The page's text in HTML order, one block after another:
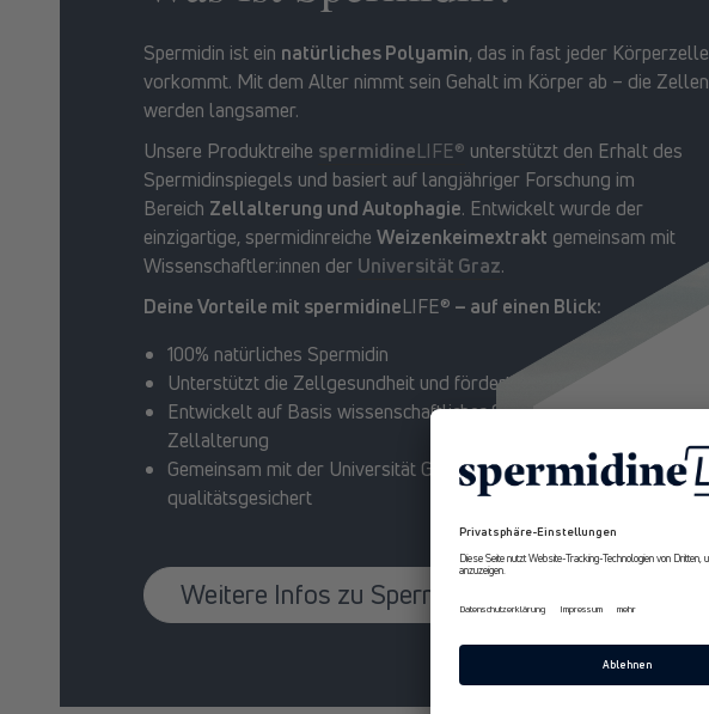
Spermidin ist ein natürliches Polyamin, das in fast jeder Körperzelle
vorkommt. Mit dem Alter nimmt sein Gehalt im Körper ab – die Zellen
werden langsamer.
Unsere Produktreihe spermidineLIFE® unterstützt den Erhalt des
Spermidinspiegels und basiert auf langjähriger Forschung im
Bereich Zellalterung und Autophagie. Entwickelt wurde der
einzigartige, spermidinreiche Weizenkeimextrakt gemeinsam mit
Wissenschaftler:innen der Universität Graz.
Deine Vorteile mit spermidineLIFE® – auf einen Blick:
100% natürliches Spermidin
Unterstützt die Zellgesundheit und fördert natürliche Zellprozesse
Entwickelt auf Basis wissenschaftlicher Studien zu Autophagie und
Zellalterung
Gemeinsam mit der Universität Graz erforscht und
qualitätsgesichert
Weitere Infos zu Spermidin
Erhalte